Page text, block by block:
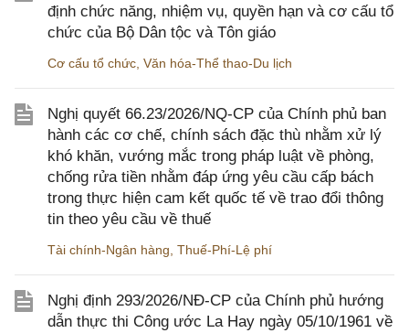
định chức năng, nhiệm vụ, quyền hạn và cơ cấu tổ
chức của Bộ Dân tộc và Tôn giáo
Cơ cấu tổ chức Văn hóa-Thể thao-Du lịch
Nghị quyết 66.23/2026/NQ-CP của Chính phủ ban
hành các cơ chế, chính sách đặc thù nhằm xử lý
khó khăn, vướng mắc trong pháp luật về phòng,
chống rửa tiền nhằm đáp ứng yêu cầu cấp bách
trong thực hiện cam kết quốc tế về trao đổi thông
tin theo yêu cầu về thuế
Tài chính-Ngân hàng Thuế-Phí-Lệ phí
Nghị định 293/2026/NĐ-CP của Chính phủ hướng
dẫn thực thi Công ước La Hay ngày 05/10/1961 về